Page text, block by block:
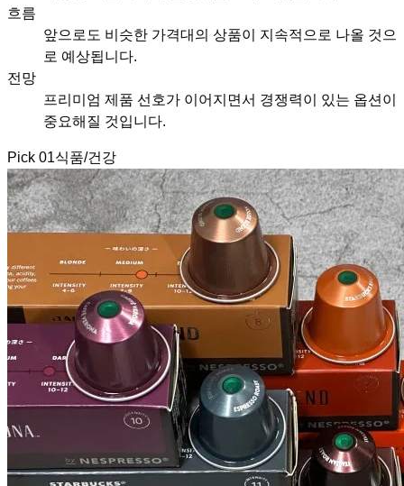
흐름
앞으로도 비슷한 가격대의 상품이 지속적으로 나올 것으
로 예상됩니다.
전망
프리미엄 제품 선호가 이어지면서 경쟁력이 있는 옵션이
중요해질 것입니다.
Pick 01식품/건강